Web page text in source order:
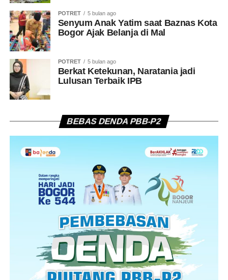
POTRET 5 bulan ago
Senyum Anak Yatim saat Baznas Kota
Bogor Ajak Belanja di Mal
POTRET 5 bulan ago
Berkat Ketekunan, Naratania jadi
Lulusan Terbaik IPB
BEBAS DENDA PBB-P2